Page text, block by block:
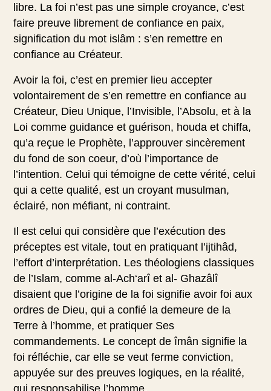
libre. La foi n’est pas une simple croyance, c’est
faire preuve librement de confiance en paix,
signification du mot islâm : s’en remettre en
confiance au Créateur.
Avoir la foi, c’est en premier lieu accepter
volontairement de s’en remettre en confiance au
Créateur, Dieu Unique, l’Invisible, l’Absolu, et à la
Loi comme guidance et guérison, houda et chiffa,
qu’a reçue le Prophète, l’approuver sincèrement
du fond de son coeur, d’où l’importance de
l’intention. Celui qui témoigne de cette vérité, celui
qui a cette qualité, est un croyant musulman,
éclairé, non méfiant, ni contraint.
Il est celui qui considère que l’exécution des
préceptes est vitale, tout en pratiquant l’ijtihâd,
l’effort d’interprétation. Les théologiens classiques
de l’Islam, comme al-Ach‘arî et al- Ghazâlî
disaient que l’origine de la foi signifie avoir foi aux
ordres de Dieu, qui a confié la demeure de la
Terre à l’homme, et pratiquer Ses
commandements. Le concept de îmân signifie la
foi réfléchie, car elle se veut ferme conviction,
appuyée sur des preuves logiques, en la réalité,
qui responsabilise l’homme.